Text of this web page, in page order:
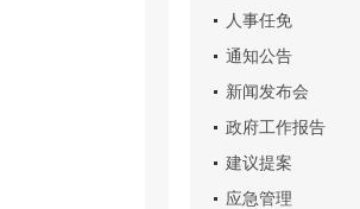
人事任免
通知公告
新闻发布会
政府工作报告
建议提案
应急管理